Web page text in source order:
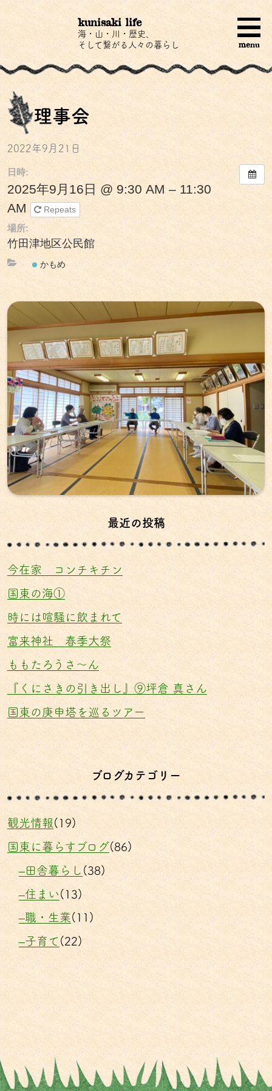
kunisaki life
海・山・川・歴史、
そして繋がる人々の暮らし
menu
理事会
2022年9月21日
日時:
2025年9月16日 @ 9:30 AM – 11:30
AM
Repeats
場所:
竹田津地区公民館
かもめ
最近の投稿
今在家 コンチキチン
国東の海①
時には喧騒に飲まれて
富来神社 春季大祭
ももたろうさ〜ん
『くにさきの引き出し』⑨坪倉 真さん
国東の庚申塔を巡るツアー
ブログカテゴリー
観光情報 (19)
国東に暮らすブログ(86)
–田舎暮らし(38)
–住まい (13)
–職・生業(11)
–子育て (22)